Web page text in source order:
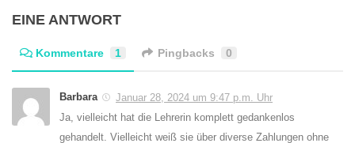
EINE ANTWORT
Kommentare 1 Pingbacks 0
Barbara
Januar 28, 2024 um 9:47 p.m. Uhr
Ja, vielleicht hat die Lehrerin komplett gedankenlos
gehandelt. Vielleicht weiß sie über diverse Zahlungen ohne